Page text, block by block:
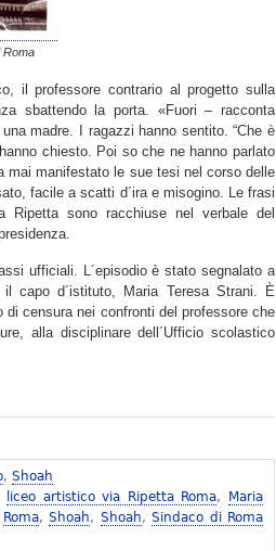
Roma
il professore contrario al progetto sulla
sbattendo la porta. «Fuori – racconta
madre. I ragazzi hanno sentito. “Che è
chiesto. Poi so che ne hanno parlato
mai manifestato le sue tesi nel corso delle
facile a scatti d´ira e misogino. Le frasi
Ripetta sono racchiuse nel verbale del
ufficiali. L´episodio è stato segnalato a
capo d´istituto, Maria Teresa Strani. È
censura nei confronti del professore che
alla disciplinare dell´Ufficio scolastico
, Shoah
liceo artistico via Ripetta Roma,
Maria
Roma, Shoah, Shoah, Sindaco di Roma